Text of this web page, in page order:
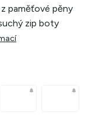
paměťové pěny
zip boty